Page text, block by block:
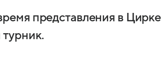
представления в